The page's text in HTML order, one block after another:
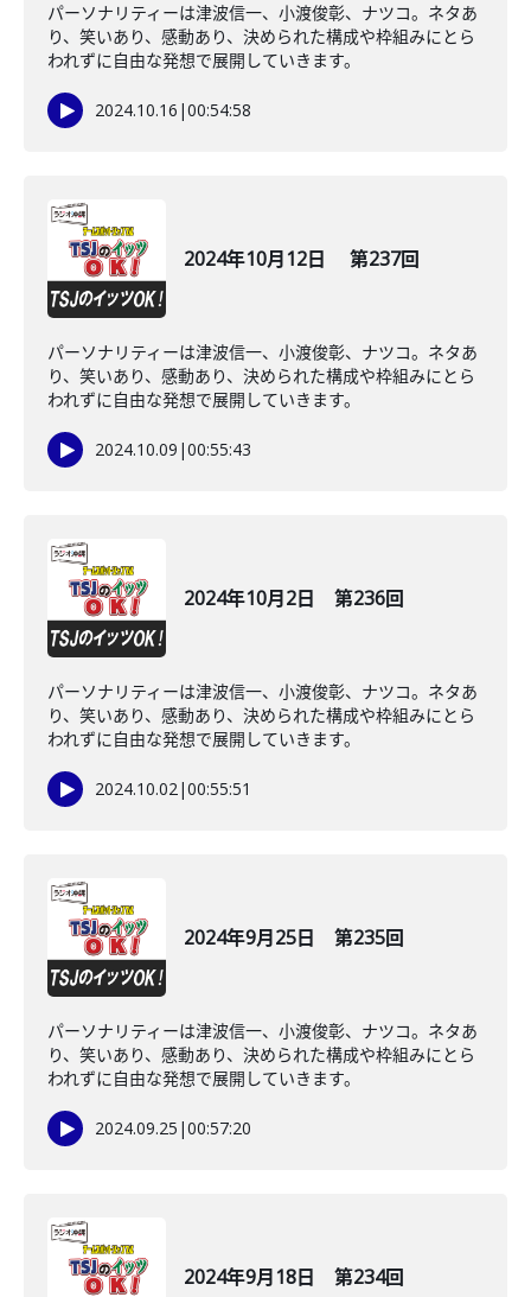
パーソナリティーは津波信一、小渡俊彰、ナツコ。ネタあ
り、笑いあり、感動あり、決められた構成や枠組みにとら
われずに自由な発想で展開していきます。
2024.10.16 |00:54:58
2024年10月12日 第237回
パーソナリティーは津波信一、小渡俊彰、ナツコ。ネタあ
り、笑いあり、感動あり、決められた構成や枠組みにとら
われずに自由な発想で展開していきます。
2024.10.09 |00:55:43
2024年10月2日 第236回
パーソナリティーは津波信一、小渡俊彰、ナツコ。ネタあ
り、笑いあり、感動あり、決められた構成や枠組みにとら
われずに自由な発想で展開していきます。
2024.10.02|00:55:51
2024年9月25日 第235回
パーソナリティーは津波信一、小渡俊彰、ナツコ。ネタあ
り、笑いあり、感動あり、決められた構成や枠組みにとら
われずに自由な発想で展開していきます。
2024.09.25 |00:57:20
2024年9月18日 第234回